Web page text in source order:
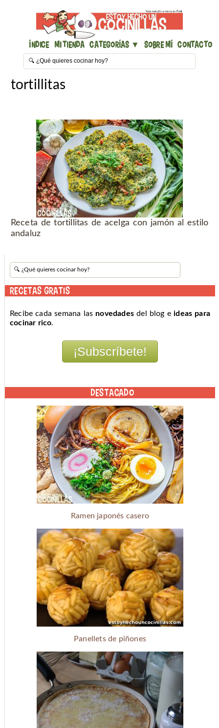
Índice Mi Tienda Categorías ▼ Sobre mí Contacto
tortillitas
Receta de tortillitas de acelga con jamón al estilo
andaluz
RECETAS GRATIS
Recibe cada semana las novedades del blog eideas para
cocinar rico.
DESTACADO
Ramen japonés casero
Panellets de piñones